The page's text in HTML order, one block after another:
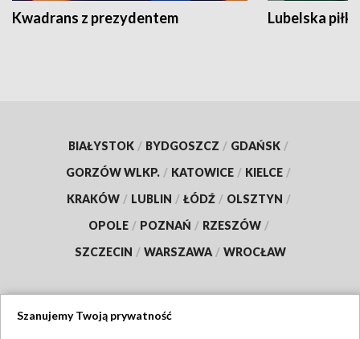
Kwadrans z prezydentem Lubelska piłka
BIAŁYSTOK / BYDGOSZCZ / GDAŃSK /
GORZÓW WLKP. / KATOWICE / KIELCE /
KRAKÓW / LUBLIN / ŁÓDŹ / OLSZTYN /
OPOLE / POZNAŃ / RZESZÓW /
SZCZECIN / WARSZAWA / WROCŁAW
Szanujemy Twoją prywatność